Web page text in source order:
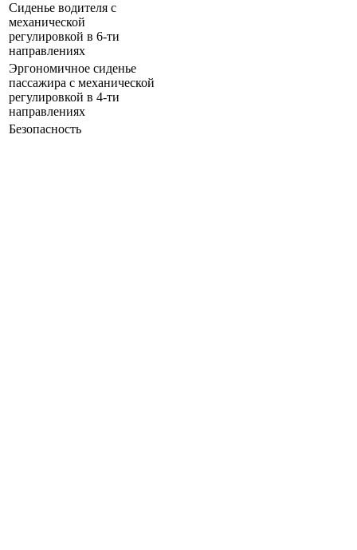
Сиденье водителя с
механической
регулировкой в 6-ти
направлениях
Эргономичное сиденье
пассажира с механической
регулировкой в 4-ти
направлениях
Безопасность